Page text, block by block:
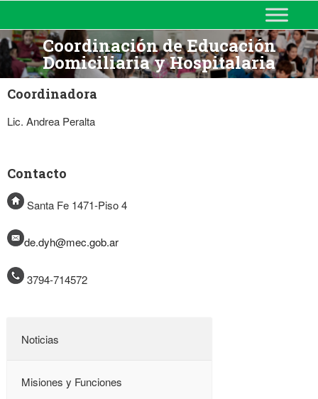
MINISTERIO DE EDUCACIÓN
DE CORRIENTES
Coordinación de Educación
Domiciliaria y Hospitalaria
Coordinadora
Lic. Andrea Peralta
Contacto
Santa Fe 1471-Piso 4
de.dyh@mec.gob.ar
3794-714572
Noticias
Misiones y Funciones